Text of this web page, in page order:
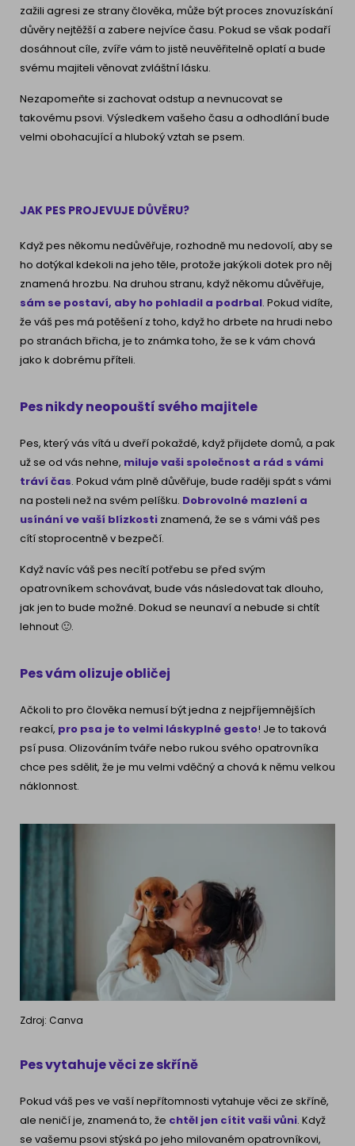
zažili agresi ze strany člověka, může být proces znovuzískání
důvěry nejtěžší a zabere nejvíce času. Pokud se však podaří
dosáhnout cíle, zvíře vám to jistě neuvěřitelně oplatí a bude
svému majiteli věnovat zvláštní lásku.
Nezapomeňte si zachovat odstup a nevnucovat se
takovému psovi. Výsledkem vašeho času a odhodlání bude
velmi obohacující a hluboký vztah se psem.
JAK PES PROJEVUJE DŮVĚRU?
Když pes někomu nedůvěřuje, rozhodně mu nedovolí, aby se
ho dotýkal kdekoli na jeho těle, protože jakýkoli dotek pro něj
znamená hrozbu. Na druhou stranu, když někomu důvěřuje,
sám se postaví, aby ho pohladil a podrbal. Pokud vidíte,
že váš pes má potěšení z toho, když ho drbete na hrudi nebo
po stranách břicha, je to známka toho, že se k vám chová
jako k dobrému příteli.
Pes nikdy neopouští svého majitele
Pes, který vás vítá u dveří pokaždé, když přijdete domů, a pak
už se od vás nehne, miluje vaši společnost a rád s vámi
tráví čas. Pokud vám plně důvěřuje, bude raději spát s vámi
na posteli než na svém pelíšku. Dobrovolné mazlení a
usínání ve vaší blízkosti znamená, že se s vámi váš pes
cítí stoprocentně v bezpečí.
Když navíc váš pes necítí potřebu se před svým
opatrovníkem schovávat, bude vás následovat tak dlouho,
jak jen to bude možné. Dokud se neunaví a nebude si chtít
lehnout 🙂.
Pes vám olizuje obličej
Ačkoli to pro člověka nemusí být jedna z nejpříjemnějších
reakcí, pro psa je to velmi láskyplné gesto! Je to taková
psí pusa. Olizováním tváře nebo rukou svého opatrovníka
chce pes sdělit, že je mu velmi vděčný a chová k němu velkou
náklonnost.
Zdroj: Canva
Pes vytahuje věci ze skříně
Pokud váš pes ve vaší nepřítomnosti vytahuje věci ze skříně,
ale neničí je, znamená to, že chtěl jen cítit vaši vůni. Když
se vašemu psovi stýská po jeho milovaném opatrovníkovi,